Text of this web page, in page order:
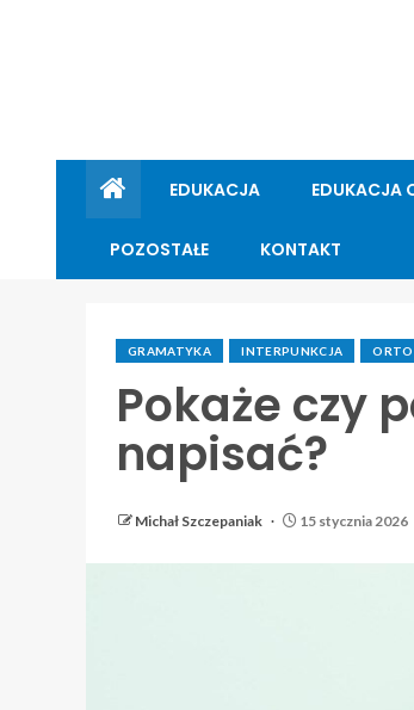
EDUKACJA EDUKACJA
POZOSTAŁE KONTAKT
GRAMATYKA INTERPUNKCJA
Pokaże czy
napisać?
Michał Szczepaniak 15 stycznia 2026